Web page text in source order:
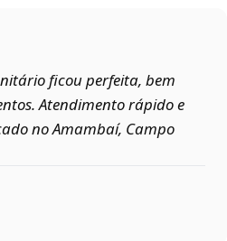
ficou perfeita, bem
Atendimento rápido e
no Amambaí, Campo